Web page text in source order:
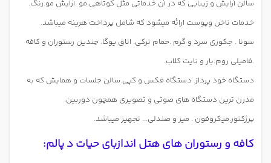
سالن آرایش و زیبایی که در آن خدماتی مثل کوتاهی مو .آرایش مو.رنگ.
خدمات ناخن وپوست ارائه میشود که شامل پرداخت هرینه میباشد.
سونا . جکوزی سرد و گرم .حمام ترکی. اتاق یوگا. چندین رستوران و کافه
.فامیلی روم.بار و نایت کلاب.
دستگاه خود پرداز. دستگاه فکس و کپی.سالن جلسات و همایش که به
مدرن ترین دستگاه های صوتی و تصویری همچون دوربین.
پرژکتور.میکروفون . میز و صندلی... تجهیز میباشد.
کافه و رستوران های هتل اندازبای حیات د پالم: